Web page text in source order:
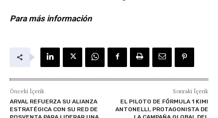
Para más información
Önceki İçerik
ARVAL REFUERZA SU ALIANZA
ESTRATÉGICA CON SU RED DE
Sonraki İçerik
EL PILOTO DE FÓRMULA 1 KIMI
ANTONELLI, PROTAGONISTA DE